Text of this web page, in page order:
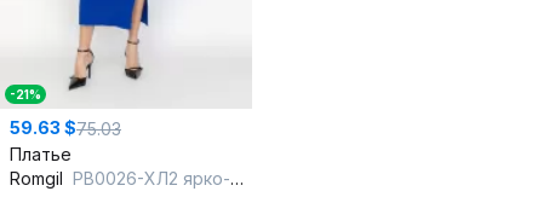
-21%
59.63 $75.03
Платье
Romgil РВ0026-ХЛ2 ярко-синий